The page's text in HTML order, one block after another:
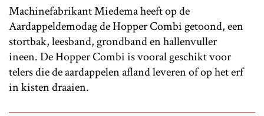
Machinefabrikant Miedema heeft op de
Aardappeldemodag de Hopper Combi getoond, een
stortbak, leesband, grondband en hallenvuller
ineen. De Hopper Combi is vooral geschikt voor
telers die de aardappelen afland leveren of op het erf
in kisten draaien.